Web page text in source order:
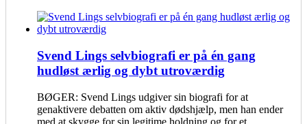
Svend Lings selvbiografi er på én gang
hudløst ærlig og dybt utroværdig
BØGER: Svend Lings udgiver sin biografi for at
genaktivere debatten om aktiv dødshjælp, men han ender
med at skygge for sin legitime holdning og for et